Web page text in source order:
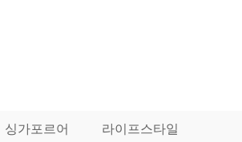
싱가포르어 라이프스타일